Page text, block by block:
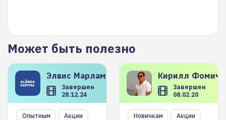
Может быть полезно
Элвис Марламов
Завершен
28.12.24
Опытным
Акции
Кирилл
Завершен
08.02.20
Новичкам
Акции